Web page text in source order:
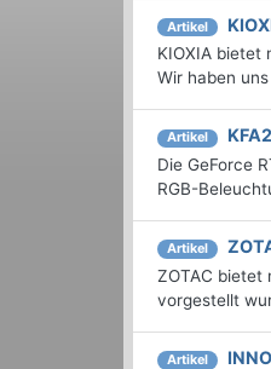
Artikel
KIOXIA bietet
Wir haben
Artikel
Die GeForce
RGB-
Artikel
ZOTAC bietet
vorgestellt
Artikel